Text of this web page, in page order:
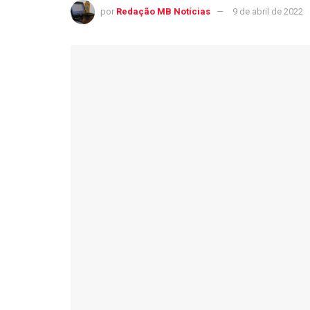
por Redação MB Notícias 9 de abril de 2022